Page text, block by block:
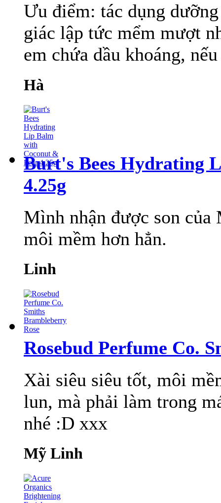
Ưu điểm: tác dụng
giác lập tức mểm mượt
em chứa dầu khoáng,
Hà
Burt's Bees Hydrating
4.25g
Mình nhận được son
môi mềm hơn hẳn.
Linh
Rosebud Perfume Co.
Xài siêu siêu tốt, môi
lun, mà phải làm trong
nhé :D xxx
Mỹ Linh